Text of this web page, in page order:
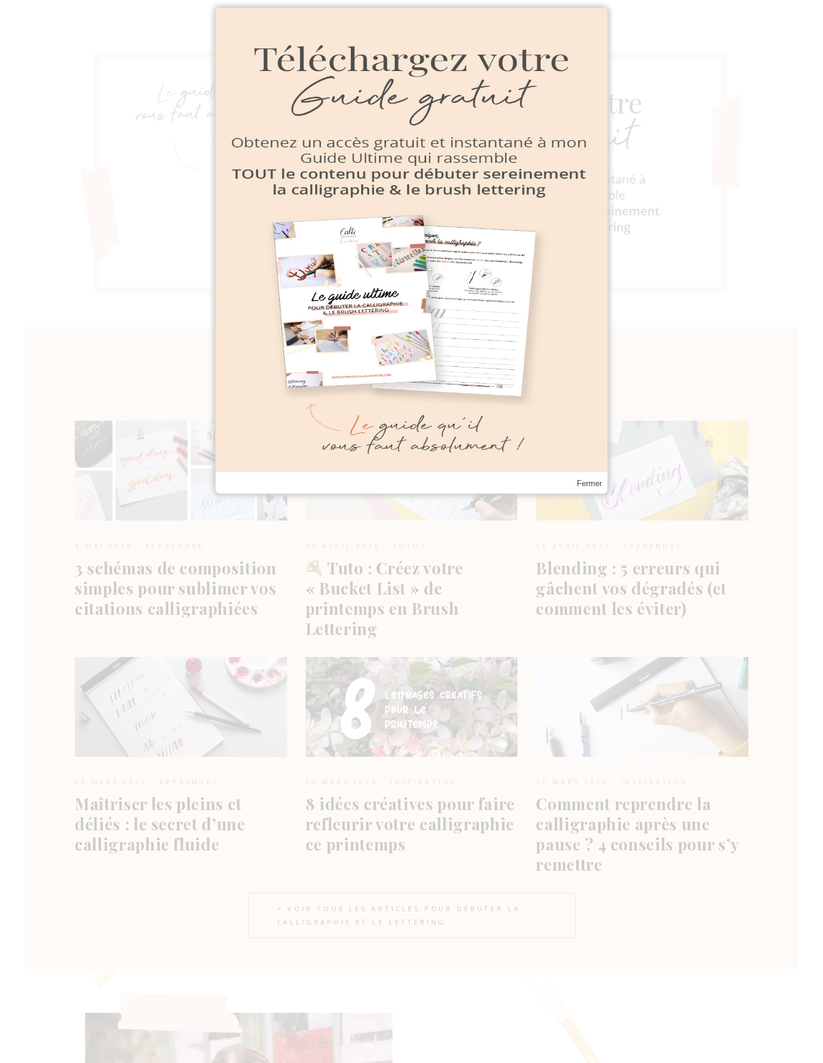
Récemment
SUR LE BLOG
4 MAI 2026 APPRENDRE
3 schémas de composition
simples pour sublimer vos
citations calligraphiées
21 AVRIL 2026 TUTOS
Tuto : Créez votre
« Bucket List » de
printemps en Brush
Lettering
15 AVRIL 2026 APPRENDRE
Blending : 5 erreurs qui
gâchent vos dégradés (et
comment les éviter)
23 MARS 2026 APPRENDRE
Maîtriser les pleins et
déliés : le secret d’une
calligraphie fluide
20 MARS 2026 INSPIRATION
8 idées créatives pour faire
refleurir votre calligraphie
ce printemps
11 MARS 2026 INSPIRATION
Comment reprendre la
calligraphie après une
pause ? 4 conseils pour s’y
remettre
> VOIR TOUS LES ARTICLES POUR DÉBUTER LA
CALLIGRAPHIE ET LE LETTERING
Fermer